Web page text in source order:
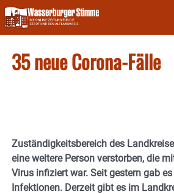
Skip
to
content
35 neue Corona-Fälle
Zuständigkeitsbereich des
eine weitere Person verstorben, die
Virus infiziert war. Seit gestern gab
Infektionen. Derzeit gibt es im